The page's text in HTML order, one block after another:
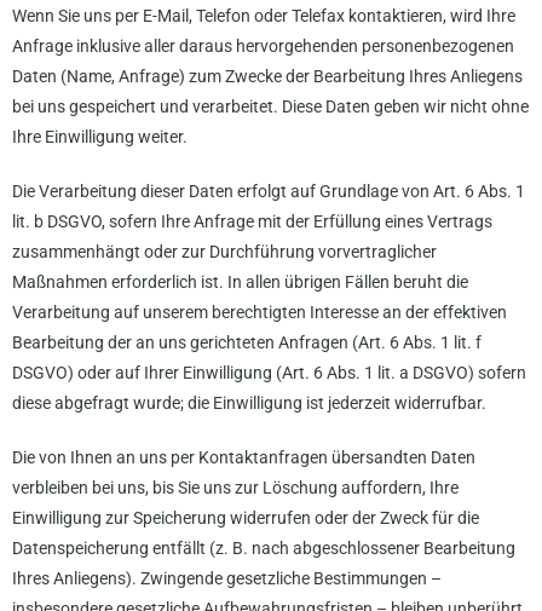
Wenn Sie uns per E-Mail, Telefon oder Telefax kontaktieren, wird Ihre
Anfrage inklusive aller daraus hervorgehenden personenbezogenen
Daten (Name, Anfrage) zum Zwecke der Bearbeitung Ihres Anliegens
bei uns gespeichert und verarbeitet. Diese Daten geben wir nicht ohne
Ihre Einwilligung weiter.
Die Verarbeitung dieser Daten erfolgt auf Grundlage von Art. 6 Abs. 1
lit. b DSGVO, sofern Ihre Anfrage mit der Erfüllung eines Vertrags
zusammenhängt oder zur Durchführung vorvertraglicher
Maßnahmen erforderlich ist. In allen übrigen Fällen beruht die
Verarbeitung auf unserem berechtigten Interesse an der effektiven
Bearbeitung der an uns gerichteten Anfragen (Art. 6 Abs. 1 lit. f
DSGVO) oder auf Ihrer Einwilligung (Art. 6 Abs. 1 lit. a DSGVO) sofern
diese abgefragt wurde; die Einwilligung ist jederzeit widerrufbar.
Die von Ihnen an uns per Kontaktanfragen übersandten Daten
verbleiben bei uns, bis Sie uns zur Löschung auffordern, Ihre
Einwilligung zur Speicherung widerrufen oder der Zweck für die
Datenspeicherung entfällt (z. B. nach abgeschlossener Bearbeitung
Ihres Anliegens). Zwingende gesetzliche Bestimmungen –